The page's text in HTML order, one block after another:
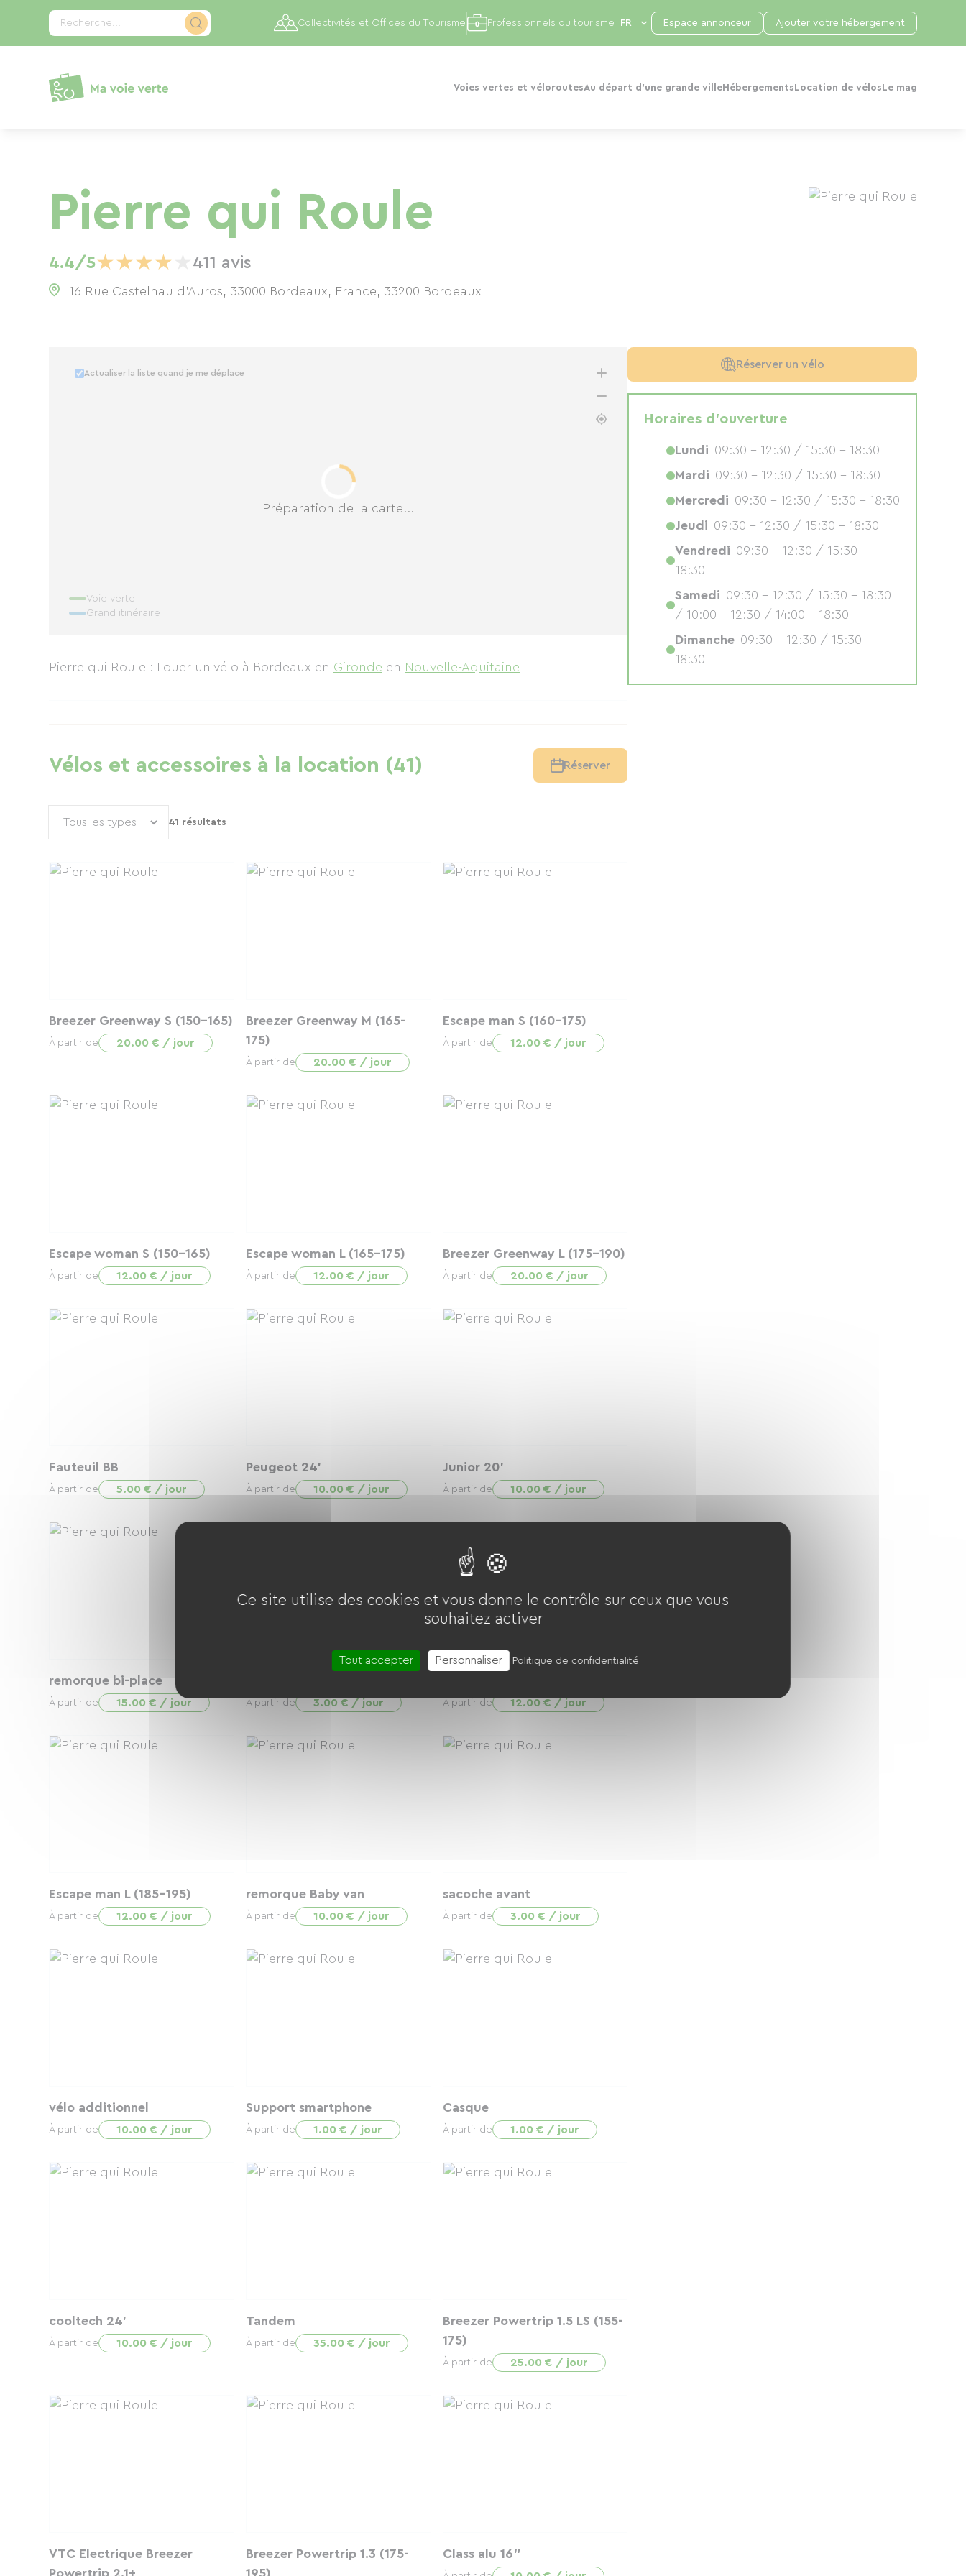
Recherche...
Voies vertes et véloroutesAu départ d'une grande ville Hébergements Location de vélos Le mag
Collectivités et Offices du Tourisme Professionnels du tourisme Espace annonceur Ajouter votre hébergement
Pierre qui Roule
4.4/5★★★★ 411 avis
16 Rue Castelnau d'Auros, 33000 Bordeaux, France, 33200 Bordeaux
Préparation de la carte...
Actualiser la liste quand je me déplace
Voie verte
Grand itinéraire
Pierre qui Roule : Louer un vélo à Bordeaux en Gironde en Nouvelle-Aquitaine
Vélos et accessoires à la location (41) Réserver
41 résultats
Breezer Greenway S (150-165)
À partir de 20.00 € / jour
Breezer Greenway M (165-
175)
À partir de 20.00 € / jour
Escape man S (160-175)
À partir de 12.00 € / jour
Escape woman S (150-165)
À partir de 12.00 € / jour
Escape woman L (165-175)
À partir de 12.00 € / jour
Breezer Greenway L (175-190)
À partir de 20.00 € / jour
Fauteuil BB
À partir de 5.00 € / jour
Peugeot 24'
À partir de 10.00 € / jour
Junior 20'
À partir de 10.00 € / jour
remorque bi-place
À partir de 15.00 € / jour À partir de 3.00 € / jour À partir de 12.00 € / jour
Escape man L (185-195)
À partir de 12.00 € / jour
remorque Baby van
À partir de 10.00 € / jour
sacoche avant
À partir de 3.00 € / jour
vélo additionnel
À partir de 10.00 € / jour
Support smartphone
À partir de 1.00 € / jour
Casque
À partir de 1.00 € / jour
cooltech 24'
À partir de 10.00 € / jour
Tandem
À partir de 35.00 € / jour
Breezer Powertrip 1.5 LS (155-
175)
À partir de 25.00 € / jour
VTC Electrique Breezer
Powertrip 2.1+
Breezer Powertrip 1.3 (175-
195)
Class alu 16"
Réserver un vélo
Horaires d'ouverture
Lundi 09:30 - 12:30 / 15:30 - 18:30
Mardi 09:30 - 12:30 / 15:30 - 18:30
Mercredi 09:30 - 12:30 / 15:30 - 18:30
Jeudi 09:30 - 12:30 / 15:30 - 18:30
Vendredi 09:30 - 12:30 / 15:30 -
18:30
Samedi 09:30 - 12:30 / 15:30 - 18:30
/ 10:00 - 12:30 / 14:00 - 18:30
Dimanche 09:30 - 12:30 / 15:30 -
18:30
Panneau de gestion des cookies
Ce site utilise des cookies et vous donne le contrôle sur ceux que vous
souhaitez activer
Tout accepter Personnaliser Politique de confidentialité